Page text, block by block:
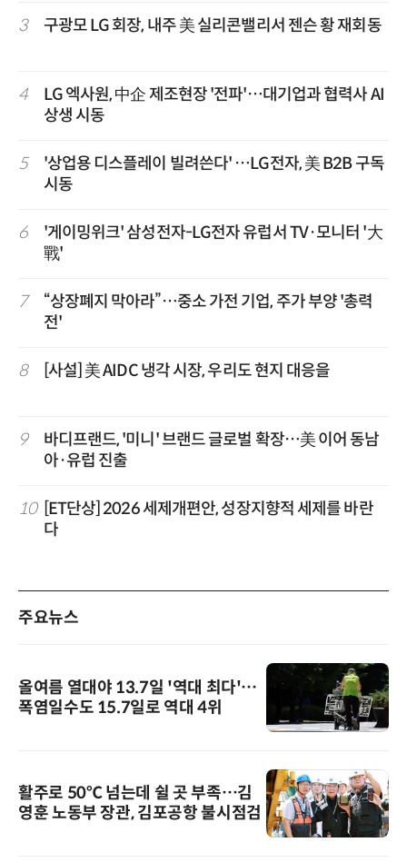
3 구광모 LG 회장, 내주 美 실리콘밸리서 젠슨 황 재회동
4
LG 엑사원, 中企 제조현장 '전파'…대기업과 협력사 AI
상생 시동
5
'상업용 디스플레이 빌려쓴다' …LG전자, 美 B2B 구독
시동
6
'게이밍위크' 삼성전자-LG전자 유럽서 TV·모니터 '大
戰'
7
“상장폐지 막아라”…중소 가전 기업, 주가 부양 '총력
전'
8 [사설] 美 AIDC 냉각 시장, 우리도 현지 대응을
9
바디프랜드, '미니' 브랜드 글로벌 확장…美 이어 동남
아·유럽 진출
10
[ET단상] 2026 세제개편안, 성장지향적 세제를 바란
다
주요뉴스
올여름 열대야 13.7일 '역대 최다'…
폭염일수도 15.7일로 역대 4위
활주로 50℃ 넘는데 쉴 곳 부족…김
영훈 노동부 장관, 김포공항 불시점검